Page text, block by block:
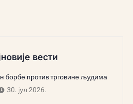
вести
борбе против трговине људима
30. јул 2026.